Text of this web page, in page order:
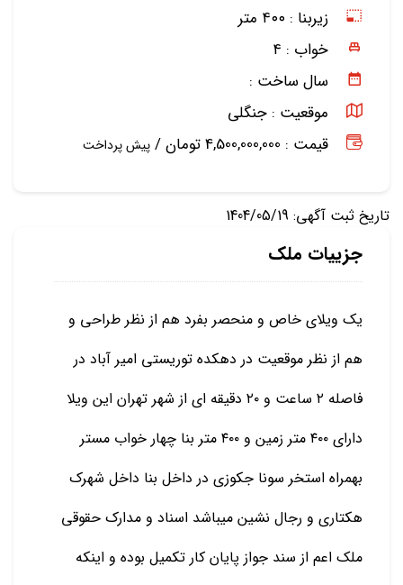
زیربنا : ۴۰۰ متر
خواب : ۴
سال ساخت :
موقعیت : جنگلی
قیمت : 4,500,000,000 تومان /
پیش پرداخت
تاریخ ثبت آگهی: 1404/05/19
جزییات ملک
یک ویلای خاص و منحصر بفرد هم از نظر طراحی و
هم از نظر موقعیت در دهکده توریستی امیر آباد در
فاصله ۲ ساعت و ۲۰ دقیقه ای از شهر تهران این ویلا
دارای ۴۰۰ متر زمین و ۴۰۰ متر بنا چهار خواب مستر
بهمراه استخر سونا جکوزی در داخل بنا داخل شهرک
هکتاری و رجال نشین میباشد اسناد و مدارک حقوقی
ملک اعم از سند جواز پایان کار تکمیل بوده و اینکه